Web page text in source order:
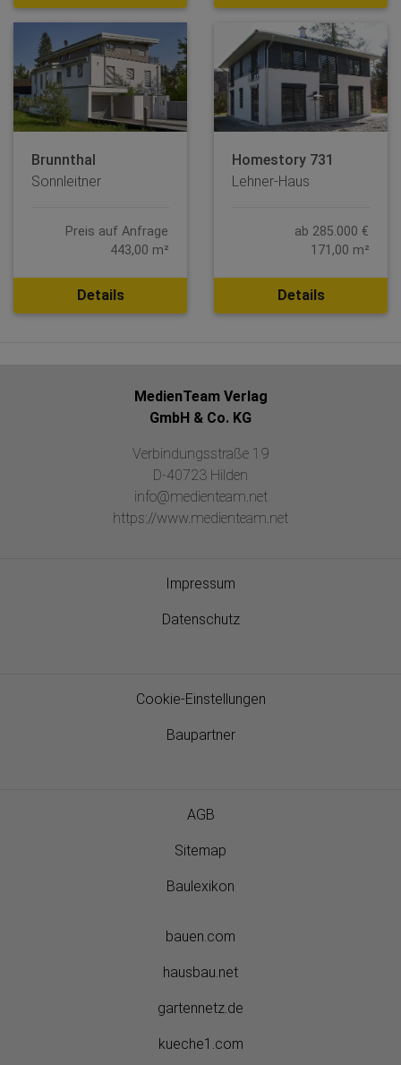
Brunnthal
Sonnleitner
Preis auf Anfrage
443,00 m²
Details
Homestory 731
Lehner-Haus
ab 285.000 €
171,00 m²
Details
MedienTeam Verlag
GmbH & Co. KG
Verbindungsstraße 19
D-40723 Hilden
info@medienteam.net
https://www.medienteam.net
Impressum
Datenschutz
Cookie-Einstellungen
Baupartner
AGB
Sitemap
Baulexikon
bauen.com
hausbau.net
gartennetz.de
kueche1.com